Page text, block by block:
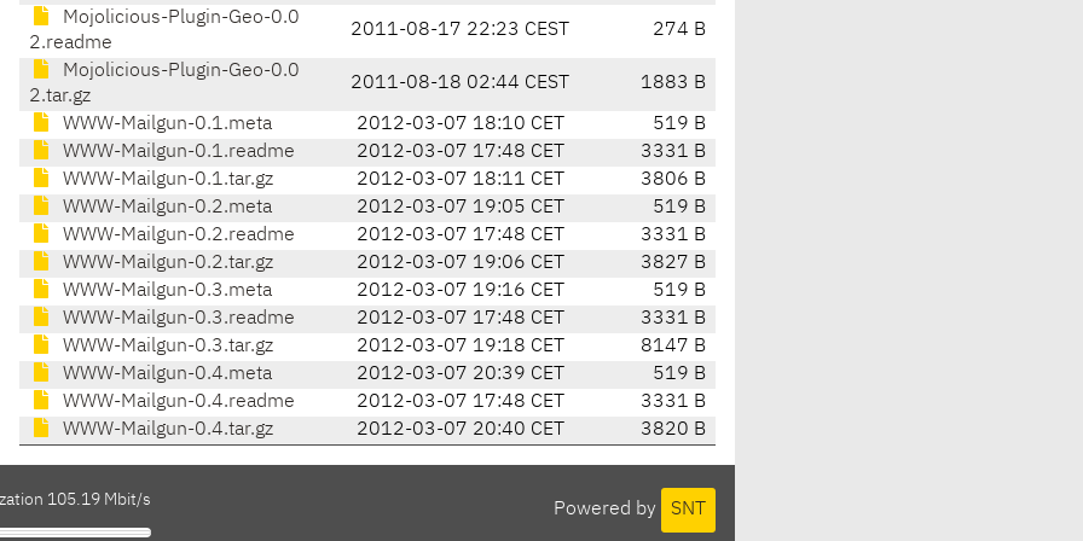
Mojolicious-Plugin-Geo-0.0
2.readme
2011-08-17 22:23 CEST 274 B
Mojolicious-Plugin-Geo-0.0
2.tar.gz
2011-08-18 02:44 CEST 1883 B
WWW-Mailgun-0.1.meta 2012-03-07 18:10 CET
519 B
WWW-Mailgun-0.1.readme
2012-03-07 17:48 CET
3331 B
WWW-Mailgun-0.1.tar.gz
2012-03-07 18:11 CET
3806 B
WWW-Mailgun-0.2.meta
2012-03-07 19:05 CET
519 B
WWW-Mailgun-0.2.readme
2012-03-07 17:48 CET
3331 B
WWW-Mailgun-0.2.tar.gz
2012-03-07 19:06 CET
3827 B
WWW-Mailgun-0.3.meta
2012-03-07 19:16 CET
519 B
WWW-Mailgun-0.3.readme
2012-03-07 17:48 CET
3331 B
WWW-Mailgun-0.3.tar.gz
2012-03-07 19:18 CET
8147 B
WWW-Mailgun-0.4.meta
2012-03-07 20:39 CET
519 B
WWW-Mailgun-0.4.readme
2012-03-07 17:48 CET
3331 B
WWW-Mailgun-0.4.tar.gz
2012-03-07 20:40 CET 3820 B
Powered by SNT
105.19 Mbit/s